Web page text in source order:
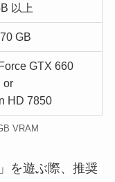
以上
GB
GTX 660
or
HD 7850
VRAM
を遊ぶ際、推奨